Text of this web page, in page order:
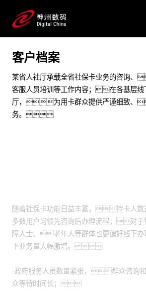
改善公共服务部门人员短缺瓶颈，
客户档案
某省人社厅承载全省社保卡业务的咨
客服人员培训等工作内容；在各基层线
厅，为用卡群众提供严谨细致、
务。
随着社保卡功能日益丰富，持卡人
多数用户习惯先咨询后办理流程；对于
障人士、老年人等群体也更偏好线
下业务量大幅激增。
-政府服务人员数量紧张，群众咨询
众等待时间长；